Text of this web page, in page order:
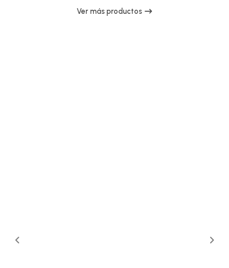
Ver más productos